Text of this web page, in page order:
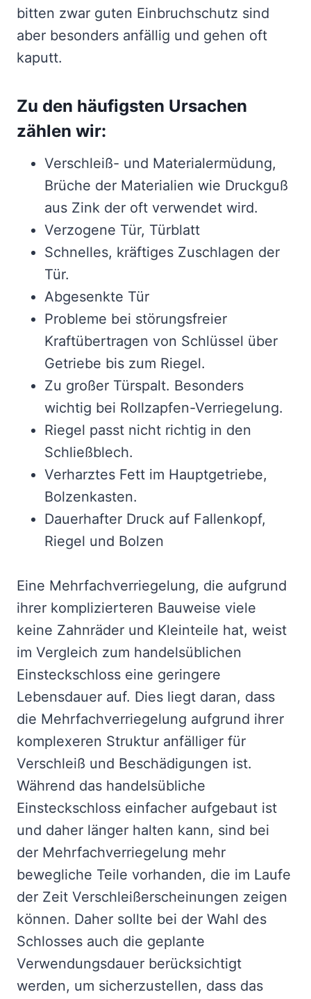
bitten zwar guten Einbruchschutz sind
aber besonders anfällig und gehen oft
kaputt.
Zu den häufigsten Ursachen
zählen wir:
Verschleiß- und Materialermüdung,
Brüche der Materialien wie Druckguß
aus Zink der oft verwendet wird.
Verzogene Tür, Türblatt
Schnelles, kräftiges Zuschlagen der
Tür.
Abgesenkte Tür
Probleme bei störungsfreier
Kraftübertragen von Schlüssel über
Getriebe bis zum Riegel.
Zu großer Türspalt. Besonders
wichtig bei Rollzapfen-Verriegelung.
Riegel passt nicht richtig in den
Schließblech.
Verharztes Fett im Hauptgetriebe,
Bolzenkasten.
Dauerhafter Druck auf Fallenkopf,
Riegel und Bolzen
Eine Mehrfachverriegelung, die aufgrund
ihrer komplizierteren Bauweise viele
keine Zahnräder und Kleinteile hat, weist
im Vergleich zum handelsüblichen
Einsteckschloss eine geringere
Lebensdauer auf. Dies liegt daran, dass
die Mehrfachverriegelung aufgrund ihrer
komplexeren Struktur anfälliger für
Verschleiß und Beschädigungen ist.
Während das handelsübliche
Einsteckschloss einfacher aufgebaut ist
und daher länger halten kann, sind bei
der Mehrfachverriegelung mehr
bewegliche Teile vorhanden, die im Laufe
der Zeit Verschleißerscheinungen zeigen
können. Daher sollte bei der Wahl des
Schlosses auch die geplante
Verwendungsdauer berücksichtigt
werden, um sicherzustellen, dass das